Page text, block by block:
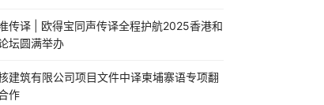
传译 | 欧得宝同声传译全程护航2025香港和
坛圆满举办
建筑有限公司项目文件中译柬埔寨语专项翻
作